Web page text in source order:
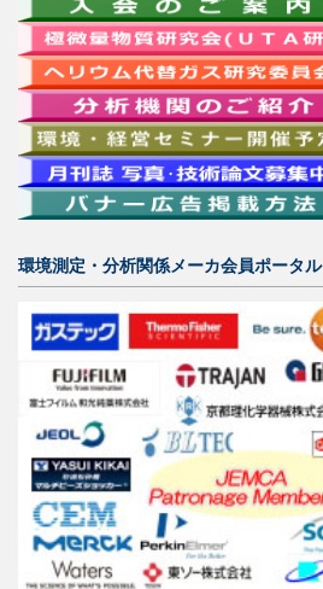
環境測定・分析関係メーカ会員ポータル